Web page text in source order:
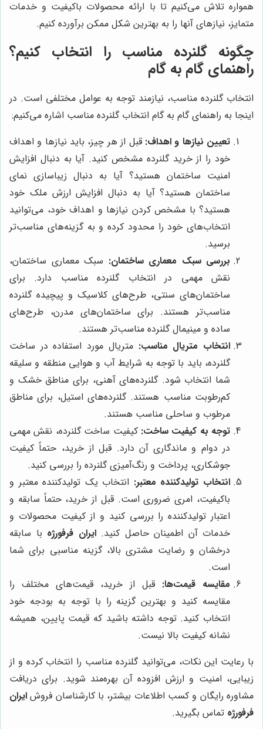
همواره تلاش می‌کنیم تا با ارائه محصولات باکیفیت و خدمات
متمایز، نیازهای آنها را به بهترین شکل ممکن برآورده کنیم.
چگونه گلنرده مناسب را انتخاب کنیم؟
راهنمای گام به گام
انتخاب گلنرده مناسب، نیازمند توجه به عوامل مختلفی است. در
اینجا به راهنمای گام به گام انتخاب گلنرده مناسب اشاره می‌کنیم:
تعیین نیازها و اهداف: قبل از هر چیز، باید نیازها و اهداف
خود را از خرید گلنرده مشخص کنید. آیا به دنبال افزایش
امنیت ساختمان هستید؟ آیا به دنبال زیباسازی نمای
ساختمان هستید؟ آیا به دنبال افزایش ارزش ملک خود
هستید؟ با مشخص کردن نیازها و اهداف خود، می‌توانید
انتخاب‌های خود را محدود کرده و به گزینه‌های مناسب‌تر
برسید.
بررسی سبک معماری ساختمان: سبک معماری ساختمان،
نقش مهمی در انتخاب گلنرده مناسب دارد. برای
ساختمان‌های سنتی، طرح‌های کلاسیک و پیچیده گلنرده
مناسب‌تر هستند. برای ساختمان‌های مدرن، طرح‌های
ساده و مینیمال گلنرده مناسب‌تر هستند.
انتخاب متریال مناسب: متریال مورد استفاده در ساخت
گلنرده، باید با توجه به شرایط آب و هوایی منطقه و سلیقه
شما انتخاب شود. گلنرده‌های آهنی، برای مناطق خشک و
کم‌رطوبت مناسب هستند. گلنرده‌های استیل، برای مناطق
مرطوب و ساحلی مناسب هستند.
توجه به کیفیت ساخت: کیفیت ساخت گلنرده، نقش مهمی
در دوام و ماندگاری آن دارد. قبل از خرید، حتماً کیفیت
جوشکاری، پرداخت و رنگ‌آمیزی گلنرده را بررسی کنید.
انتخاب تولیدکننده معتبر: انتخاب یک تولیدکننده معتبر و
باکیفیت، امری ضروری است. قبل از خرید، حتماً سابقه و
اعتبار تولیدکننده را بررسی کنید و از کیفیت محصولات و
خدمات آن اطمینان حاصل کنید.ایران فرفورژه با سابقه
درخشان و رضایت مشتری بالا، گزینه مناسبی برای شما
است.
مقایسه قیمت‌ها: قبل از خرید، قیمت‌های مختلف را
مقایسه کنید و بهترین گزینه را با توجه به بودجه خود
انتخاب کنید. توجه داشته باشید که قیمت پایین، همیشه
نشانه کیفیت بالا نیست.
با رعایت این نکات، می‌توانید گلنرده مناسب را انتخاب کرده و از
زیبایی، امنیت و ارزش افزوده آن بهره‌مند شوید. برای دریافت
مشاوره رایگان و کسب اطلاعات بیشتر، با کارشناسان فروش ایران
فرفورژه تماس بگیرید.